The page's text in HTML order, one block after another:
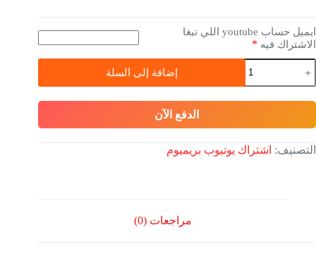
ايميل حساب youtube اللي تبغا
فيه *
إضافة إلى السلة
الدفع الآن
اشتراك يوتيوب بريميوم
مراجعات (0)